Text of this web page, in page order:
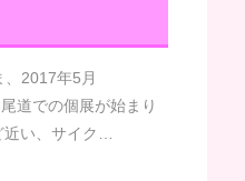
2017年5月
道での個展が始まり
い、サイク…